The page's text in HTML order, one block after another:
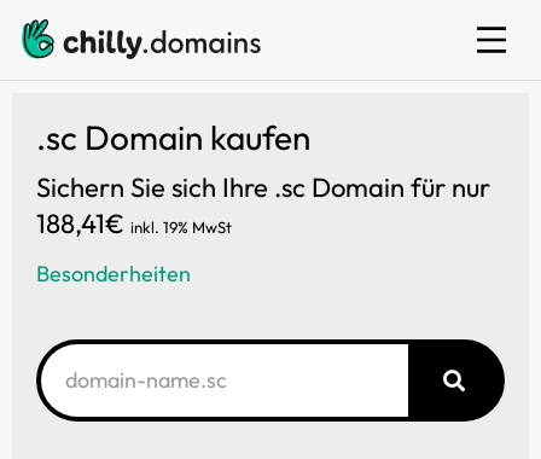
.sc Domain kaufen
Sichern Sie sich Ihre .sc Domain für nur
188,41€ inkl. 19% MwSt
Besonderheiten